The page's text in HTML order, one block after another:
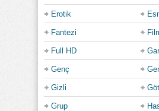
Erotik
Fantezi
Full HD
Genç
Gizli
Grup